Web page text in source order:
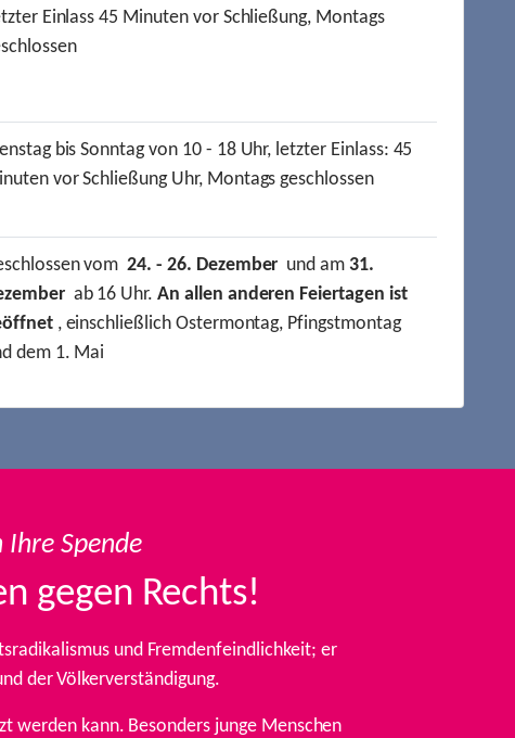
Einlass 45 Minuten vor Schließung, Montags
bis Sonntag von 10 - 18 Uhr, letzter Einlass: 45
vor Schließung Uhr, Montags geschlossen
vom24. - 26. Dezember und am31.
ab 16 Uhr.An allen anderen Feiertagen ist
, einschließlich Ostermontag, Pfingstmontag
dem 1. Mai
Spende
gegen Rechts!
und Fremdenfeindlichkeit; er
der Völkerverständigung.
werden kann. Besonders junge Menschen